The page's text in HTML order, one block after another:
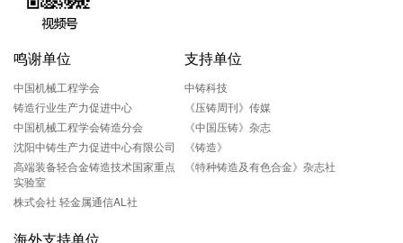
鸣谢单位
中国机械工程学会
铸造行业生产力促进中心
中国机械工程学会铸造分会
沈阳中铸生产力促进中心有限公司
高端装备轻合金铸造技术国家重点
实验室
株式会社 轻金属通信AL社
支持单位
中铸科技
《压铸周刊》传媒
《中国压铸》杂志
《铸造》
《特种铸造及有色合金》杂志社